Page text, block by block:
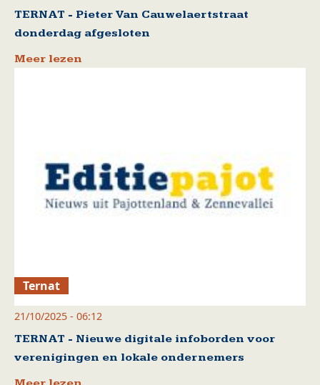
TERNAT - Pieter Van Cauwelaertstraat
donderdag afgesloten
Meer lezen
Ternat
21/10/2025 - 06:12
TERNAT - Nieuwe digitale infoborden voor
verenigingen en lokale ondernemers